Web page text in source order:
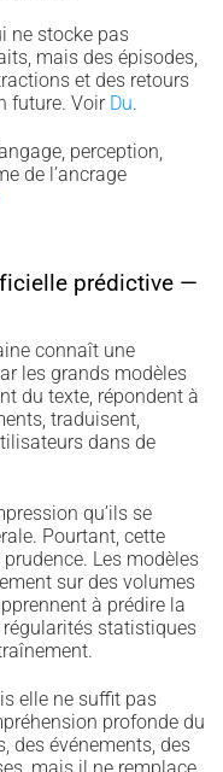
ne stocke pas
mais des épisodes,
et des retours
future. Voir Du.
perception,
de l’ancrage
prédictive —
connaît une
les grands modèles
du texte, répondent à
traduisent,
dans de
qu’ils se
Pourtant, cette
Les modèles
sur des volumes
à prédire la
régularités statistiques
elle ne suffit pas
profonde du
des événements, des
mais il ne remplace